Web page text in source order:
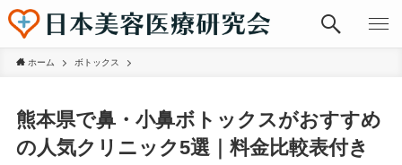
ホーム ボトックス
熊本県で鼻・小鼻ボトックスがおすすめ
の人気クリニック5選｜料金比較表付き